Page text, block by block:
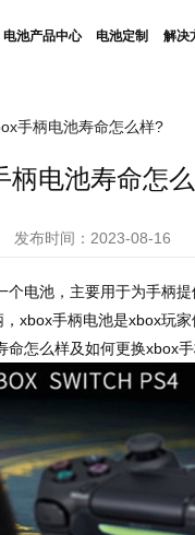
电池产品中心 电池定制 解决
手柄电池寿命怎么样?
柄电池寿命怎
发布时间：2023-08-16
个电池，主要用于为手柄
xbox手柄电池是xbox玩
命怎么样及如何更换xbox